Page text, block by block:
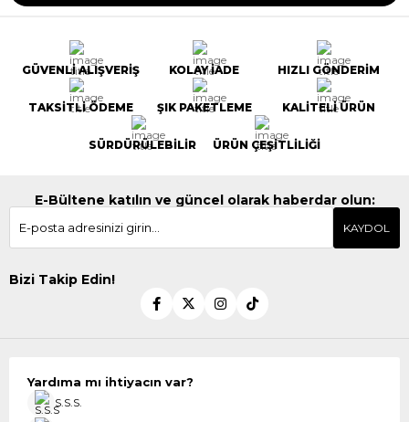
GÜVENLİ ALIŞVERİŞ KOLAY İADE HIZLI GÖNDERİM
TAKSİTLİ ÖDEME ŞIK PAKETLEME KALİTELİ ÜRÜN
SÜRDÜRÜLEBİLİR ÜRÜN ÇEŞİTLİLİĞİ
E-Bültene katılın ve güncel olarak haberdar olun:
KAYDOL
Bizi Takip Edin!
Yardıma mı ihtiyacın var?
S.S.S.